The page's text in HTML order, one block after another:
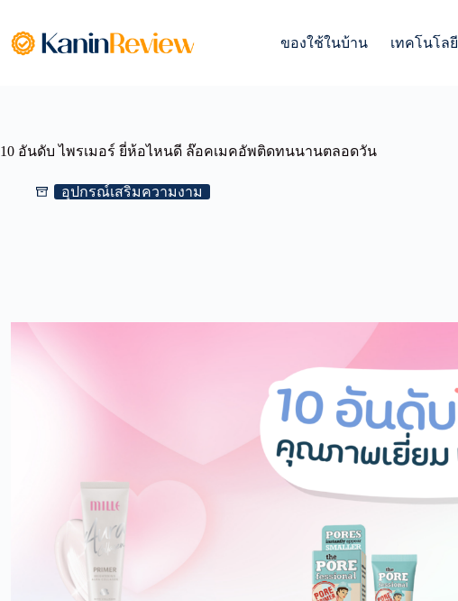
content
ของใช้ในบ้าน เทคโนโลยี
10 อันดับ ไพรเมอร์ ยี่ห้อไหนดี ล๊อคเมคอัพติดทนนานตลอดวัน
อุปกรณ์เสริมความงาม